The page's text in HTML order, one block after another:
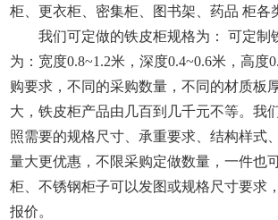
柜、更衣柜、密集柜、图书架、药品 柜各
我们可定做的铁皮柜规格为： 可定制
为：宽度0.8~1.2米，深度0.4~0.6米，高度
购要求，不同的采购数量，不同的材质板
大，铁皮柜产品由几百到几千元不等。我
照需要的规格尺寸、承重要求、结构样式
量大更优惠，不限采购定做数量，一件也
柜、不锈钢柜子可以发图或规格尺寸要求
报价。